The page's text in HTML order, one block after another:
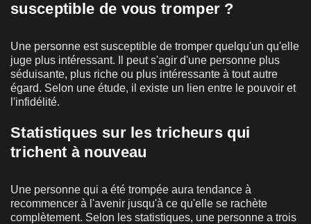
susceptible de vous tromper ?
Une personne est susceptible de tromper quelqu'un qu'elle
juge plus intéressant. Il peut s'agir d'une personne plus
séduisante, plus riche ou plus intéressante à tout autre
égard. Selon une étude, il existe un lien entre le pouvoir et
l'infidélité.
Statistiques sur les tricheurs qui
trichent à nouveau
Une personne qui a été trompée aura tendance à
recommencer à l'avenir jusqu'à ce qu'elle se rachète
complètement. Selon les statistiques, une personne a trois